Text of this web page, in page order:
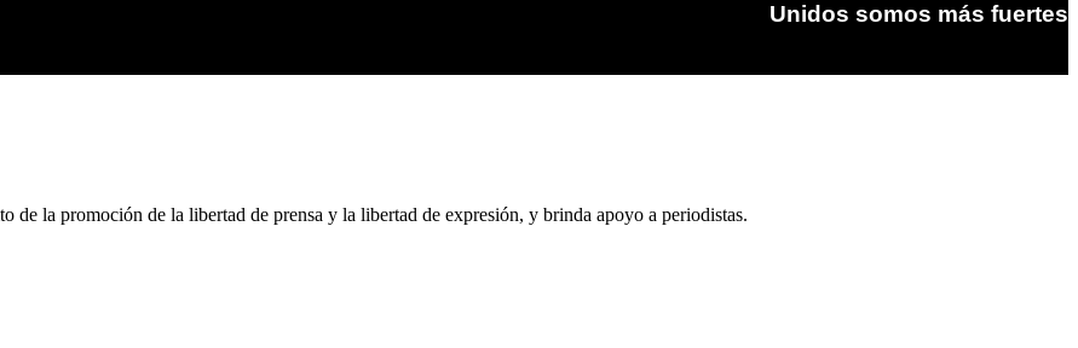
Unidos somos más fuertes
de la promoción de la libertad de prensa y la libertad de expresión, y brinda apoyo a periodistas.